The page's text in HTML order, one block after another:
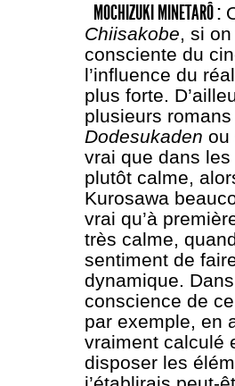
MOCHIZUKI MINETARÔ :
Chiisakobe, si
consciente du
l’influence du
plus forte.
plusieurs
Dodesukaden ou
vrai que dans les
plutôt calme,
Kurosawa
vrai qu’à
très calme,
sentiment de
dynamique. Dans
conscience de
par exemple, en
vraiment calculé
disposer les